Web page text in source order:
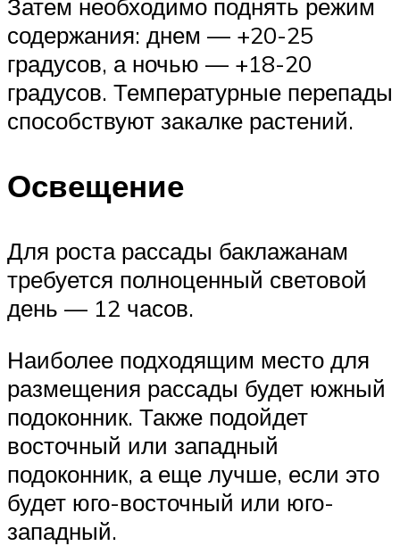
Затем необходимо поднять режим
содержания: днем — +20-25
градусов, а ночью — +18-20
градусов. Температурные перепады
способствуют закалке растений.
Освещение
Для роста рассады баклажанам
требуется полноценный световой
день — 12 часов.
Наиболее подходящим место для
размещения рассады будет южный
подоконник. Также подойдет
восточный или западный
подоконник, а еще лучше, если это
будет юго-восточный или юго-
западный.